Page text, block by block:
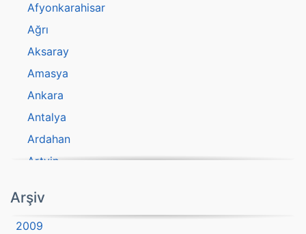
Afyonkarahisar
Ağrı
Aksaray
Amasya
Ankara
Antalya
Ardahan
Artvin
Aydın
Balıkesir
Arşiv
2009